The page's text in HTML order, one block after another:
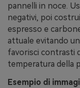
pannelli in noce.
negativi, poi
espresso e
attuale evitando
favorisci contrasti
temperatura della
Esempio di